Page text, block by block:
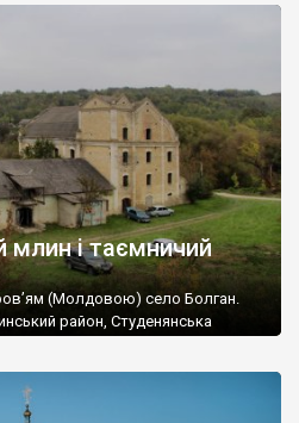
млин і таємничий
(Молдовою) село Болган.
район, Студенянська
хрестами. Всі епітафії, які
церковнослов’янською